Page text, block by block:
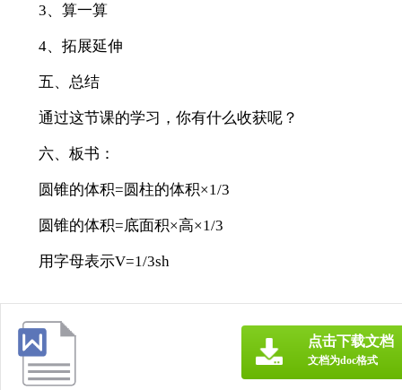
3、算一算
4、拓展延伸
五、总结
通过这节课的学习，你有什么收获呢？
六、板书：
圆锥的体积=圆柱的体积×1/3
圆锥的体积=底面积×高×1/3
用字母表示V=1/3sh
点击下载文档
文档为doc格式